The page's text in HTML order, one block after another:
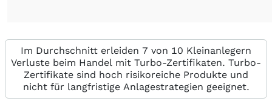
Im Durchschnitt erleiden 7 von 10 Kleinanlegern
Verluste beim Handel mit Turbo-Zertifikaten. Turbo-
Zertifikate sind hoch risikoreiche Produkte und
nicht für langfristige Anlagestrategien geeignet.